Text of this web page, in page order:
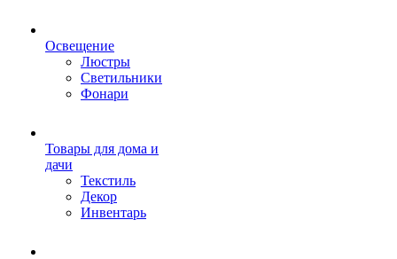
Освещение
Люстры
Светильники
Фонари
Товары для дома и
дачи
Текстиль
Декор
Инвентарь